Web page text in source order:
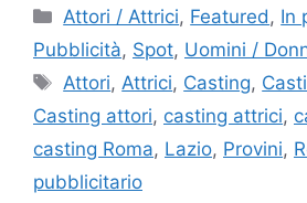
Categorie
Attori / Attrici, Featured, In
Pubblicità, Spot, Uomini /
Tag
Attori,Attrici, Casting,
Casting attori, casting attrici,
casting Roma, Lazio, Provini,
pubblicitario